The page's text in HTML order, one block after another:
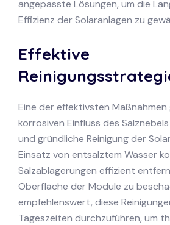
angepasste Lösungen, um die
Effizienz der Solaranlagen zu
Effektive
Eine der effektivsten Maßnahmen
korrosiven Einfluss des
und gründliche Reinigung der
Einsatz von entsalztem Wasser
Salzablagerungen effizient
Oberfläche der Module zu
empfehlenswert, diese
Tageszeiten durchzuführen, um